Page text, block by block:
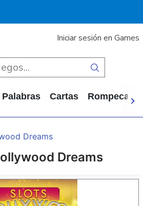
Iniciar sesión en Games
Palabras Cartas
Dreams
Dreams